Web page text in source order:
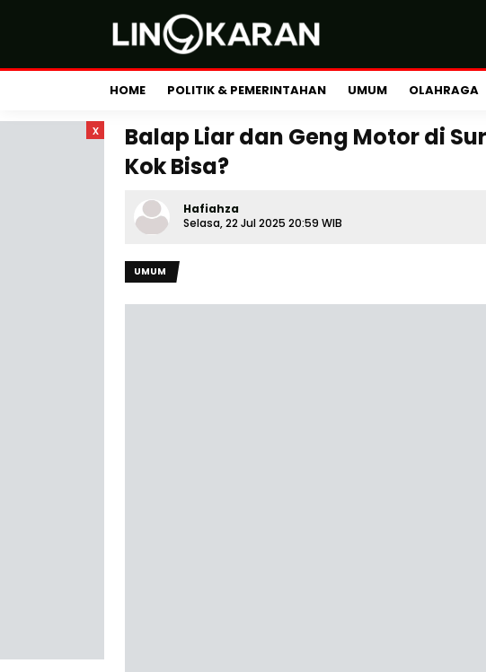
HOME POLITIK & PEMERINTAHAN UMUM OLAHRAGA
x
Balap Liar dan Geng Motor di
Kok Bisa?
Hafiahza
Selasa, 22 Jul 2025 20:59 WIB
UMUM